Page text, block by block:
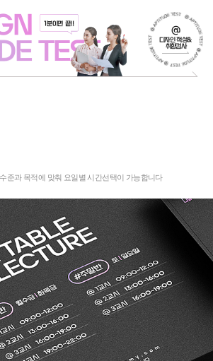
1분이면 끝!!
TEST
@
디자인 적성&
취향검사
수준과 목적에 맞춰 요일별 시간선택이 가능합니다